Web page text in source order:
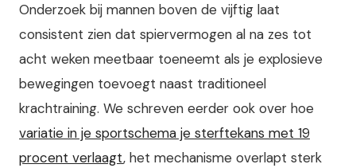
Onderzoek bij mannen boven de vijftig laat
consistent zien dat spiervermogen al na zes tot
acht weken meetbaar toeneemt als je explosieve
bewegingen toevoegt naast traditioneel
krachtraining. We schreven eerder ook over hoe
variatie in je sportschema je sterftekans met 19
procent verlaagt, het mechanisme overlapt sterk